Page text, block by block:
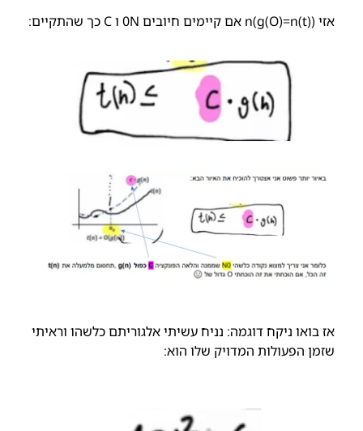
אזי ((n(g(O)=n(t אם קיימים חיובים 0N ו C כך שהתקיים:
אז בואו ניקח דוגמה: נניח עשיתי אלגוריתם כלשהו וראיתי
שזמן הפעולות המדויק שלו הוא: